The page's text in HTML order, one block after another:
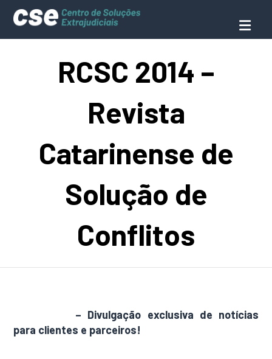
RCSC 2014 –
Revista
Catarinense de
Solução de
Conflitos
– Divulgação exclusiva de notícias
para clientes e parceiros!